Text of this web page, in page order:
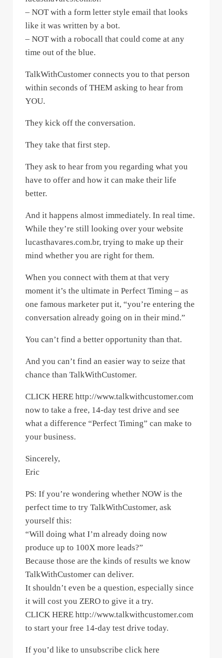
– NOT with a form letter style email that looks
like it was written by a bot.
– NOT with a robocall that could come at any
time out of the blue.
TalkWithCustomer connects you to that person
within seconds of THEM asking to hear from
YOU.
They kick off the conversation.
They take that first step.
They ask to hear from you regarding what you
have to offer and how it can make their life
better.
And it happens almost immediately. In real time.
While they’re still looking over your website
lucasthavares.com.br, trying to make up their
mind whether you are right for them.
When you connect with them at that very
moment it’s the ultimate in Perfect Timing – as
one famous marketer put it, “you’re entering the
conversation already going on in their mind.”
You can’t find a better opportunity than that.
And you can’t find an easier way to seize that
chance than TalkWithCustomer.
CLICK HERE http://www.talkwithcustomer.com
now to take a free, 14-day test drive and see
what a difference “Perfect Timing” can make to
your business.
Sincerely,
Eric
PS: If you’re wondering whether NOW is the
perfect time to try TalkWithCustomer, ask
yourself this:
“Will doing what I’m already doing now
produce up to 100X more leads?”
Because those are the kinds of results we know
TalkWithCustomer can deliver.
It shouldn’t even be a question, especially since
it will cost you ZERO to give it a try.
CLICK HERE http://www.talkwithcustomer.com
to start your free 14-day test drive today.
If you’d like to unsubscribe click here